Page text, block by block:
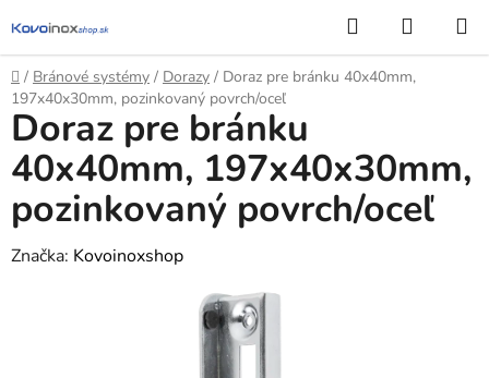
na
obsah
Hľadať
KOŠÍK
Domov
/ Bránové systémy / Dorazy / Doraz pre bránku 40x40mm,
197x40x30mm, pozinkovaný povrch/oceľ
Doraz pre bránku
40x40mm, 197x40x30mm,
pozinkovaný povrch/oceľ
Značka: Kovoinoxshop